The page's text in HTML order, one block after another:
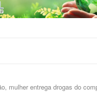
mulher entrega drogas do